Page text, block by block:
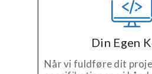
Din Egen
Når vi fuldføre dit